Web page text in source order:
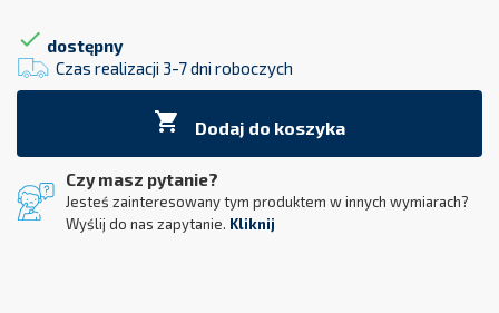
 dostępny
Czas realizacji 3-7 dni roboczych
 Dodaj do koszyka
Czy masz pytanie?
Jesteś zainteresowany tym produktem w innych wymiarach?
Wyślij do nas zapytanie. Kliknij